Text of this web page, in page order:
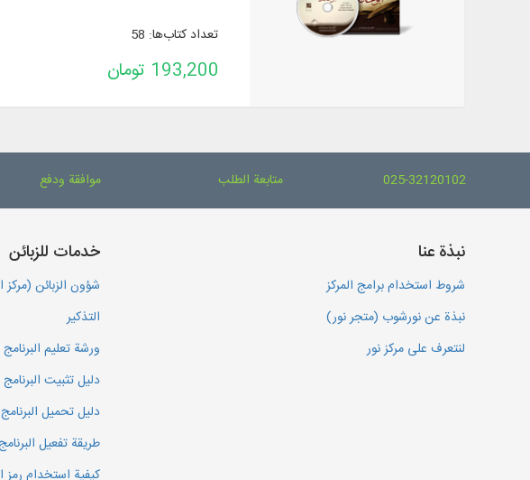
تعداد کتاب‌ها: 58
193,200 تومان
025-32120102 متابعة الطلب موافقة ودفع
نبذة عنا
شروط استخدام برامج المركز
نبذة عن نورشوب (متجر نور)
لنتعرف على مركز نور
خدمات للزبائن
شؤون الزبائن (مركز
التذكير
ورشة تعليم البرنامج
دليل تثبيت البرنامج
دليل تحميل البرنامج
طريقة تفعيل
كيفية استخدام